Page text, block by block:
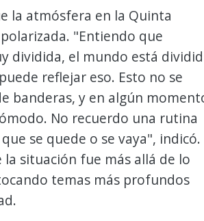
la atmósfera en la Quinta
"Entiendo que
dividida, el mundo está
reflejar eso. Esto no se
banderas, y en algún
No recuerdo una rutina
se quede o se vaya", indicó.
situación fue más allá de lo
temas más profundos